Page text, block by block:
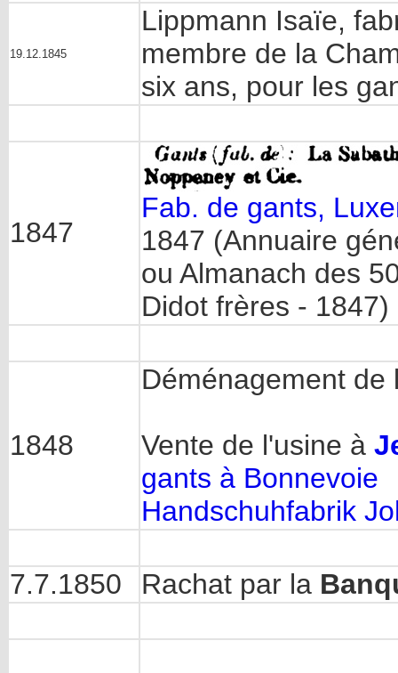
19.12.1845
Lippmann Isaïe,
membre de la
six ans, pour les
1847
Fab. de gants,
1847 (Annuaire
ou Almanach des
Didot frères - 1847)
1848
Déménagement de
Vente de l'usine à
gants à Bonnevoie
Handschuhfabrik
7.7.1850 Rachat par la